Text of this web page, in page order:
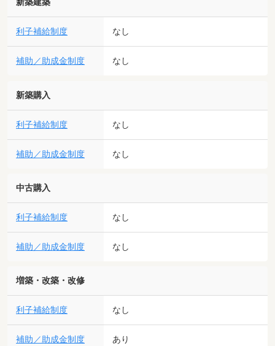
新築建築
利子補給制度 なし
補助／助成金制度 なし
新築購入
利子補給制度 なし
補助／助成金制度 なし
中古購入
利子補給制度 なし
補助／助成金制度 なし
増築・改築・改修
利子補給制度 なし
補助／助成金制度 あり